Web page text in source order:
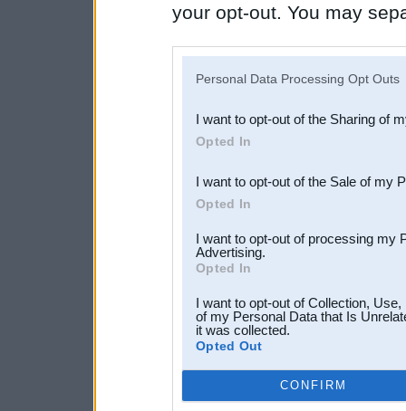
your opt-out. You may
Downstream Participants
third parties.
Personal Data Processing Opt Outs
I want to opt-out of the Sharing of
Opted In
I want to opt-out of the Sale of my
Opted In
I want to opt-out of processing my
Advertising.
Opted In
I want to opt-out of Collection,
of my Personal Data that Is
it was collected.
Opted Out
CONFIRM